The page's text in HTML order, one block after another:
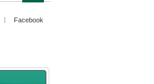
Facebook